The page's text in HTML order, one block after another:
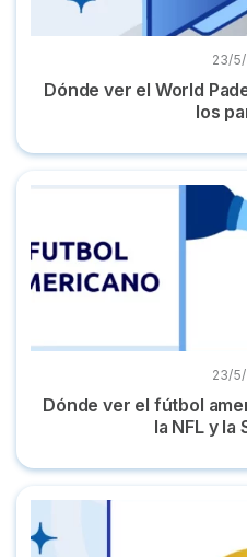
23/
Dónde ver el World
los
Dónde ver el fútbol
23/
Dónde ver el fútbol
la NFL y la
Dónde ver el tenis en directo